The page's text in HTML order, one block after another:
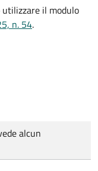
utilizzare il modulo
n. 54.
alcun